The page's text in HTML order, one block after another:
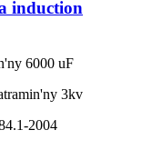
induction
6000 uF
3kv
2004